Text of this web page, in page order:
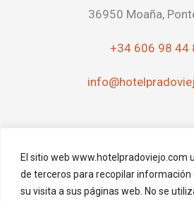
El sitio web www.hotelpradoviejo.com
de terceros para recopilar
su visita a sus páginas web. No se
36950 Moaña,
+34 606 98 44
Aviso